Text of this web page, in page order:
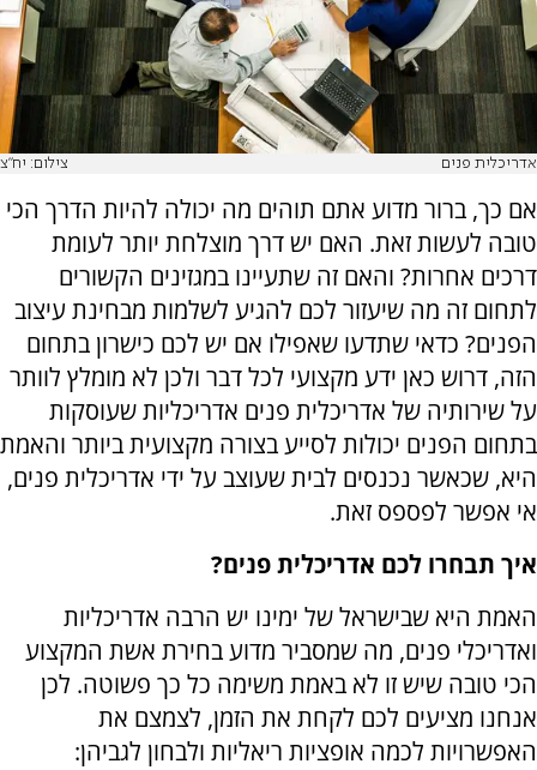
אדריכלית פנים צילום: יח"צ
אם כך, ברור מדוע אתם תוהים מה יכולה להיות הדרך הכי
טובה לעשות זאת. האם יש דרך מוצלחת יותר לעומת
דרכים אחרות? והאם זה שתעיינו במגזינים הקשורים
לתחום זה מה שיעזור לכם להגיע לשלמות מבחינת עיצוב
הפנים? כדאי שתדעו שאפילו אם יש לכם כישרון בתחום
הזה, דרוש כאן ידע מקצועי לכל דבר ולכן לא מומלץ לוותר
על שירותיה של אדריכלית פנים אדריכליות שעוסקות
בתחום הפנים יכולות לסייע בצורה מקצועית ביותר והאמת
היא, שכאשר נכנסים לבית שעוצב על ידי אדריכלית פנים,
אי אפשר לפספס זאת.
איך תבחרו לכם אדריכלית פנים?
האמת היא שבישראל של ימינו יש הרבה אדריכליות
ואדריכלי פנים, מה שמסביר מדוע בחירת אשת המקצוע
הכי טובה שיש זו לא באמת משימה כל כך פשוטה. לכן
אנחנו מציעים לכם לקחת את הזמן, לצמצם את
האפשרויות לכמה אופציות ריאליות ולבחון לגביהן: